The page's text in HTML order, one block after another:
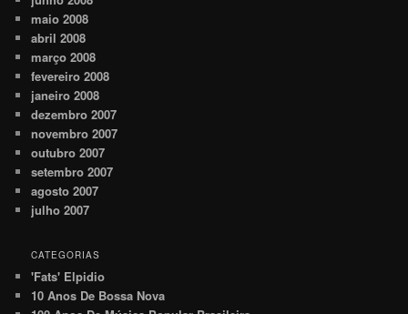
maio 2008
abril 2008
março 2008
fevereiro 2008
janeiro 2008
dezembro 2007
novembro 2007
outubro 2007
setembro 2007
agosto 2007
julho 2007
CATEGORIAS
'Fats' Elpidio
10 Anos De Bossa Nova